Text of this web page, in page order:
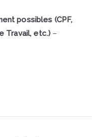
possibles (CPF,
Travail, etc.) –